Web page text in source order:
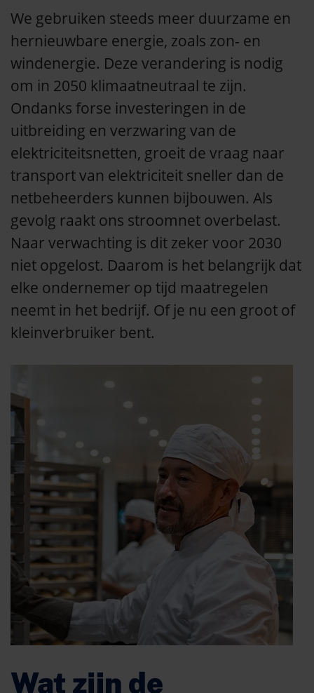
We gebruiken steeds meer duurzame en
hernieuwbare energie, zoals zon- en
windenergie. Deze verandering is nodig
om in 2050 klimaatneutraal te zijn.
Ondanks forse investeringen in de
uitbreiding en verzwaring van de
elektriciteitsnetten, groeit de vraag naar
transport van elektriciteit sneller dan de
netbeheerders kunnen bijbouwen. Als
gevolg raakt ons stroomnet overbelast.
Naar verwachting is dit zeker voor 2030
niet opgelost. Daarom is het belangrijk dat
elke ondernemer op tijd maatregelen
neemt in het bedrijf. Of je nu een groot of
kleinverbruiker bent.
Wat zijn de